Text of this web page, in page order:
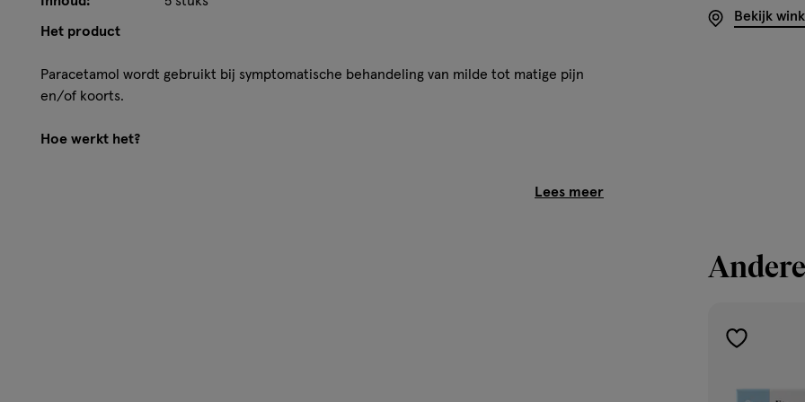
Bekijk
Het product
Paracetamol wordt gebruikt bij symptomatische behandeling van milde tot matige pijn
en/of koorts.
Hoe werkt het?
toevoegen